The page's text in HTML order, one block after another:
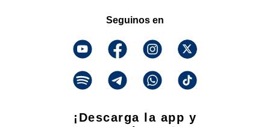
Seguinos en
¡Descarga la app y